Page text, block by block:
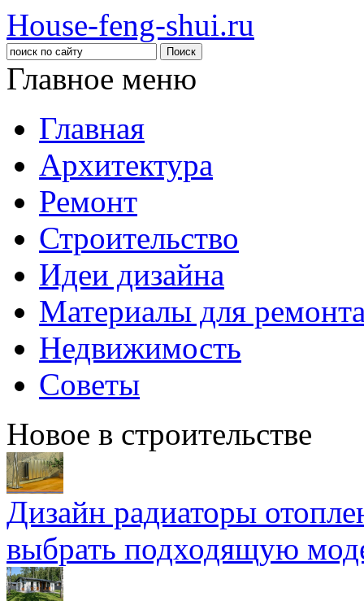
House-feng-shui.ru
Главное меню
Главная
Архитектура
Ремонт
Строительство
Идеи дизайна
Материалы для
Недвижимость
Советы
Новое в строительстве
Дизайн радиаторы
выбрать подходящую